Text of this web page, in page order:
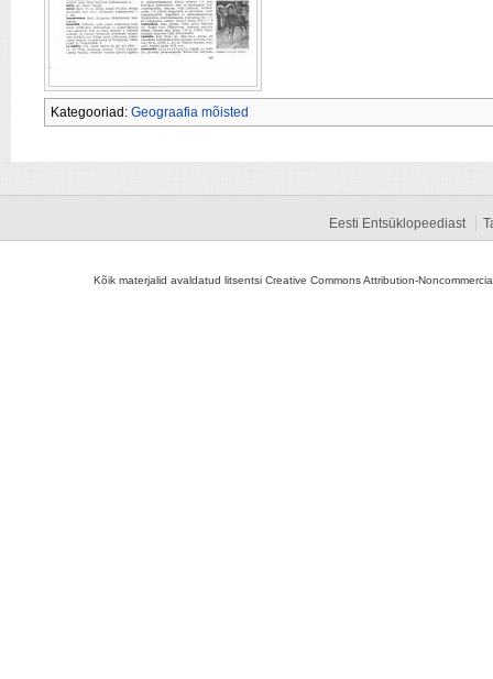
Kategooriad: Geograafia mõisted
Eesti Entsüklopeediast
Kõik materjalid avaldatud litsentsi Creative Commons Attribution-